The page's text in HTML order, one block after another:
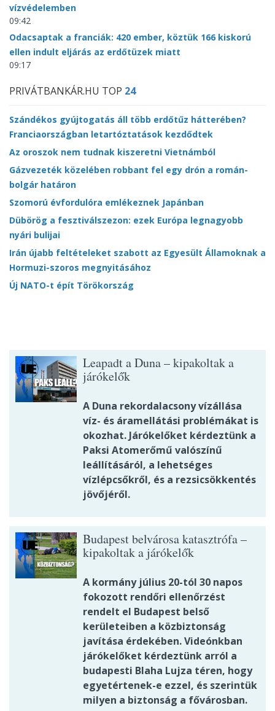
vízvédelemben
09:42
Odacsaptak a franciák: 420 ember, köztük 166 kiskorú
ellen indult eljárás az erdőtüzek miatt
09:17
PRIVÁTBANKÁR.HU TOP 24
Szándékos gyújtogatás áll több erdőtűz hátterében?
Franciaországban letartóztatások kezdődtek
Az oroszok nem tudnak kiszeretni Vietnámból
Gázvezeték közelében robbant fel egy drón a román-
bolgár határon
Szomorú évfordulóra emlékeznek Japánban
Dübörög a fesztiválszezon: ezek Európa legnagyobb
nyári bulijai
Irán újabb feltételeket szabott az Egyesült Államoknak a
Hormuzi-szoros megnyitásához
Új NATO-t épít Törökország
Leapadt a Duna – kipakoltak a
járókelők
A Duna rekordalacsony vízállása
víz- és áramellátási problémákat is
okozhat. Járókelőket kérdeztünk a
Paksi Atomerőmű valószínű
leállításáról, a lehetséges
vízlépcsőkről, és a rezsicsökkentés
jövőjéről.
Budapest belvárosa katasztrófa –
kipakoltak a járókelők
A kormány július 20-tól 30 napos
fokozott rendőri ellenőrzést
rendelt el Budapest belső
kerületeiben a közbiztonság
javítása érdekében. Videónkban
járókelőket kérdeztünk arról a
budapesti Blaha Lujza téren, hogy
egyetértenek-e ezzel, és szerintük
milyen a biztonság a fővárosban.